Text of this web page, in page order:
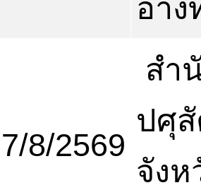
อ่าง
7/8/2569
สำ
ปศุ
จังห